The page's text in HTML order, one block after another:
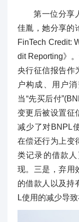
第一位分享
佳胤，她分享的
FinTech Credit:
dit Reporting》
央行征信报告作
户构成、用户
当“先买后付
变更后被设置征
减少了对BNPL
在偿还行为上变
类记录的借款
现。三是，弃用
的借款人以及持
L使用的减少导